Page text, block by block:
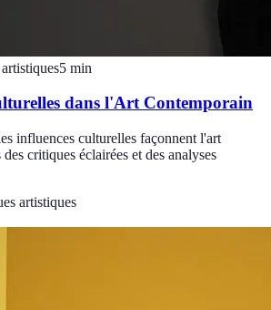
5 min
dans l'Art Contemporain
influences culturelles façonnent l'art
critiques éclairées et des analyses
artistiques